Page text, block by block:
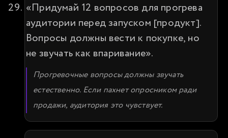
«Придумай 12 вопросов для прогрева
аудитории перед запуском [продукт].
Вопросы должны вести к покупке, но
не звучать как впаривание».
Прогревочные вопросы должны звучать
естественно. Если пахнет опросником ради
продажи, аудитория это чувствует.